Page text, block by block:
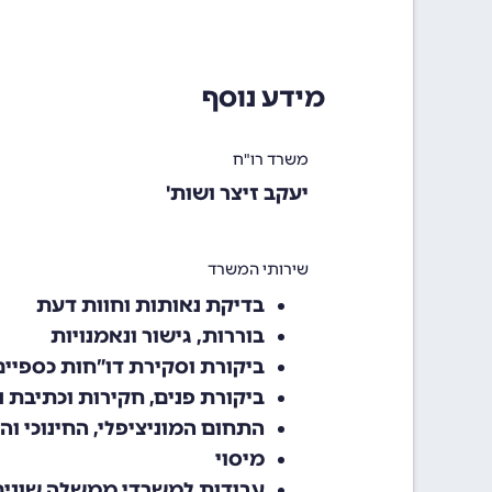
מידע נוסף
משרד רו"ח
יעקב זיצר ושות'
שירותי המשרד
בדיקת נאותות וחוות דעת
בוררות, גישור ונאמנויות
ביקורת וסקירת דו”חות
ביקורת פנים, חקירות וכתיבת
התחום המוניציפלי, החינוכי
מיסוי